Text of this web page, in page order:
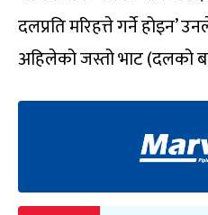
दलप्रति मरिहत्ते गर्ने होइन’
अहिलेको जस्तो भाट (दलको